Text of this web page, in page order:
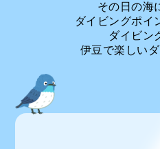
その日の海
ダイビングポイ
ダイビン
伊豆で楽しい